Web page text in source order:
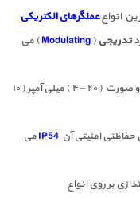
انواععملگرهای الکتریکی
تدریجی (
Modulating) می
به دو صورت ( ۲۰ – ۴ ) میلی آمپر ( ۱۰
IP54می
بر روی انواع